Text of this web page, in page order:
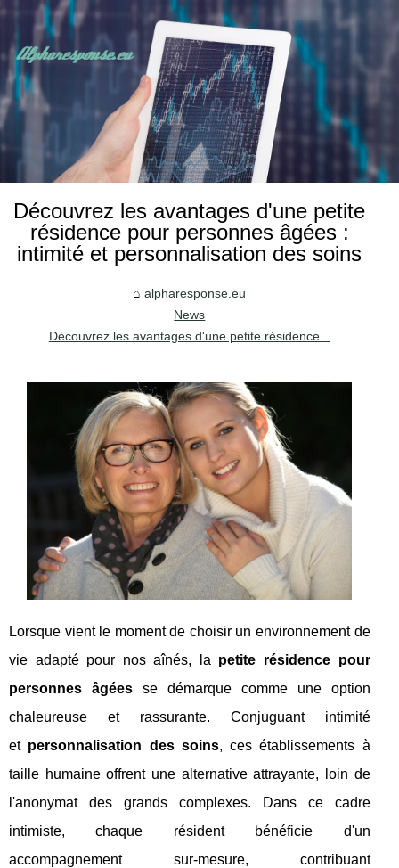
Découvrez les avantages d'une petite
résidence pour personnes âgées :
intimité et personnalisation des soins
alpharesponse.eu
News
Découvrez les avantages d'une petite résidence...
Lorsque vient le moment de choisir un environnement de
vie adapté pour nos aînés, la petite résidence pour
personnes âgéesse démarque comme une option
chaleureuse et rassurante. Conjuguant intimité
et personnalisation des soins, ces établissements à
taille humaine offrent une alternative attrayante, loin de
l'anonymat des grands complexes. Dans ce cadre
intimiste, chaque résident bénéficie d'un
accompagnement sur-mesure, contribuant